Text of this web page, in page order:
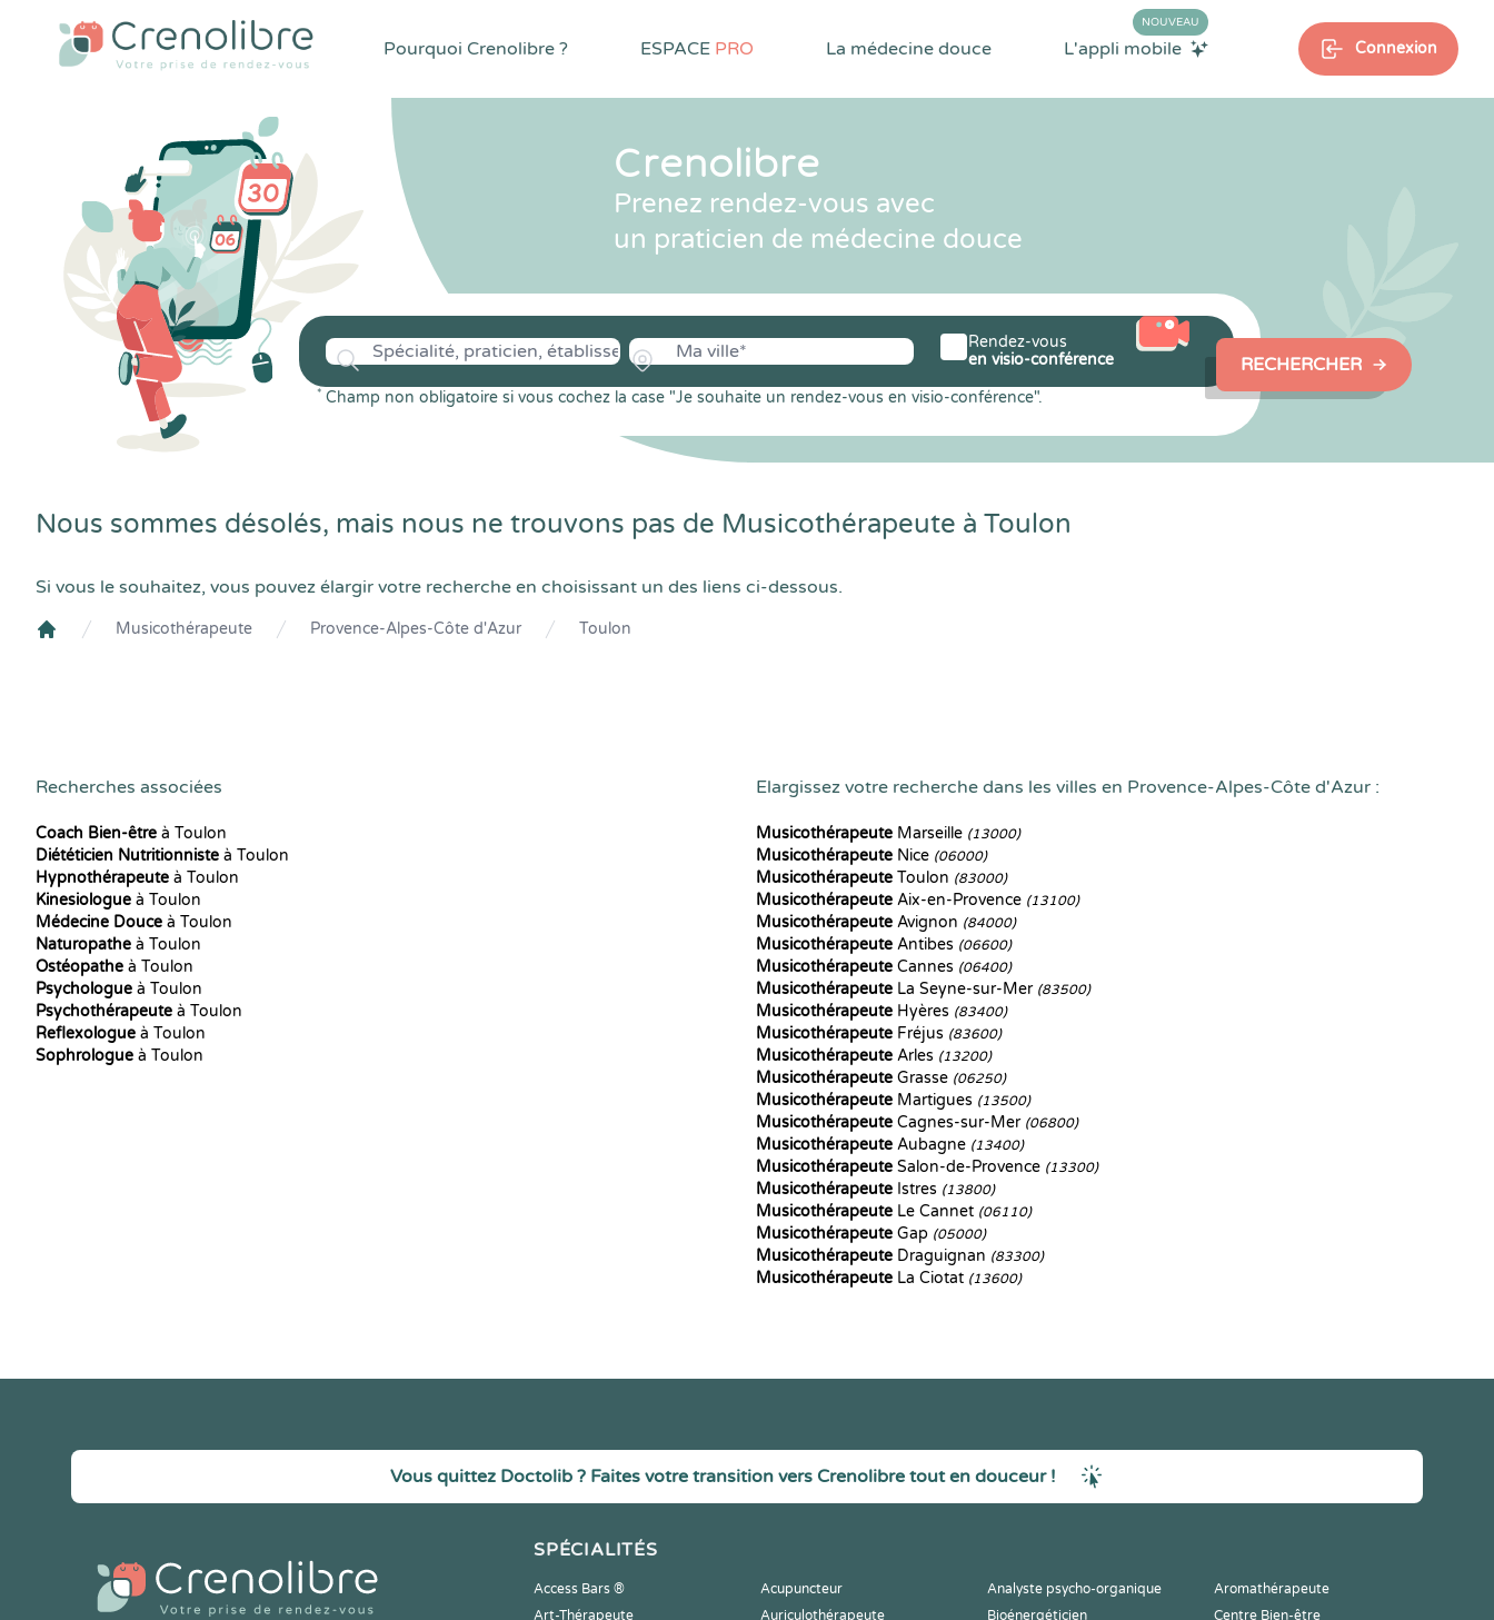
Pourquoi Crenolibre ? ESPACE PRO La médecine douce L'appli mobile
NOUVEAU
Connexion
Crenolibre
Prenez rendez-vous avec
un praticien de médecine douce
* Champ non obligatoire si vous cochez la case "Je souhaite un rendez-vous en visio-conférence".
Rendez-vous
en visio-conférence
RECHERCHER
Nous sommes désolés, mais nous ne trouvons pas de Musicothérapeute à Toulon
Si vous le souhaitez, vous pouvez élargir votre recherche en choisissant un des liens ci-dessous.
Musicothérapeute Provence-Alpes-Côte d'Azur Toulon
Recherches associées
Coach Bien-être à Toulon
Diététicien Nutritionniste à Toulon
Hypnothérapeute à Toulon
Kinesiologue à Toulon
Médecine Douce à Toulon
Naturopathe à Toulon
Ostéopathe à Toulon
Psychologue à Toulon
Psychothérapeute à Toulon
Reflexologue à Toulon
Sophrologue à Toulon
Elargissez votre recherche dans les villes en Provence-Alpes-Côte d'Azur :
Musicothérapeute Marseille (13000)
Musicothérapeute Nice (06000)
Musicothérapeute Toulon (83000)
Musicothérapeute Aix-en-Provence (13100)
Musicothérapeute Avignon (84000)
Musicothérapeute Antibes (06600)
Musicothérapeute Cannes (06400)
Musicothérapeute La Seyne-sur-Mer (83500)
Musicothérapeute Hyères (83400)
Musicothérapeute Fréjus (83600)
Musicothérapeute Arles (13200)
Musicothérapeute Grasse (06250)
Musicothérapeute Martigues (13500)
Musicothérapeute Cagnes-sur-Mer (06800)
Musicothérapeute Aubagne (13400)
Musicothérapeute Salon-de-Provence (13300)
Musicothérapeute Istres (13800)
Musicothérapeute Le Cannet (06110)
Musicothérapeute Gap (05000)
Musicothérapeute Draguignan (83300)
Musicothérapeute La Ciotat (13600)
Vous quittez Doctolib ? Faites votre transition vers Crenolibre tout en douceur !
SPÉCIALITÉS
Access Bars ® Acupuncteur Analyste psycho-organique
Aromathérapeute
Art-Thérapeute
Auriculothérapeute Bioénergéticien
Centre Bien-être